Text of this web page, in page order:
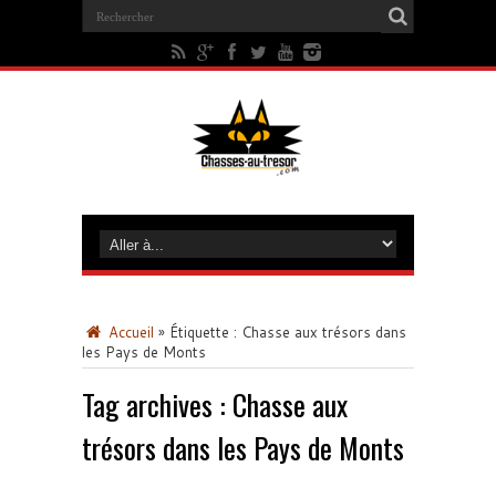
Accueil » Étiquette : Chasse aux trésors dans
les Pays de Monts
Tag archives : Chasse aux
trésors dans les Pays de Monts